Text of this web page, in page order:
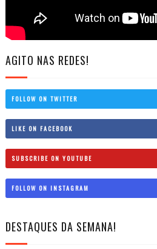
AGITO NAS REDES!
FOLLOW ON TWITTER
LIKE ON FACEBOOK
SUBSCRIBE ON YOUTUBE
FOLLOW ON INSTAGRAM
DESTAQUES DA SEMANA!